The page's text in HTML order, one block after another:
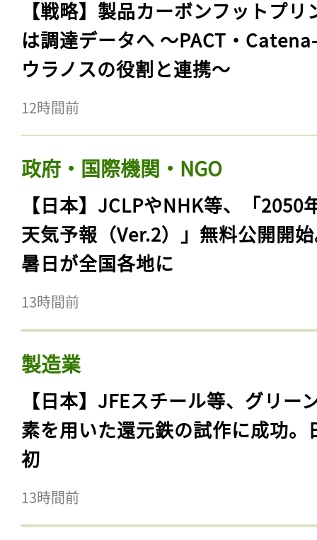
【戦略】製品カーボンフットプリ
は調達データへ 〜PACT・
ウラノスの役割と連携〜
12時間前
政府・国際機関・NGO
【日本】JCLPやNHK等、「2050
天気予報（Ver.2）」無料公開開
暑日が全国各地に
13時間前
製造業
【日本】JFEスチール等、グリー
素を用いた還元鉄の試作に成功。
初
13時間前